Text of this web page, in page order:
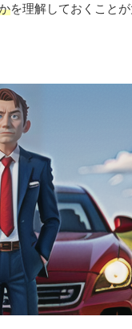
を理解しておくことが